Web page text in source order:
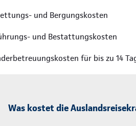
und Bergungskosten
und Bestattungskosten
für bis zu 14
Was kostet die